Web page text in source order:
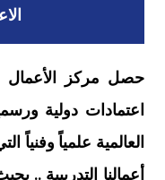
حصل مركز الأعمال
اعتمادات دولية
العالمية علمياً وفنياً
أعمالنا التدريبية